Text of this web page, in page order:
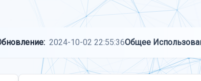
2024-10-02 22:55:36Общее